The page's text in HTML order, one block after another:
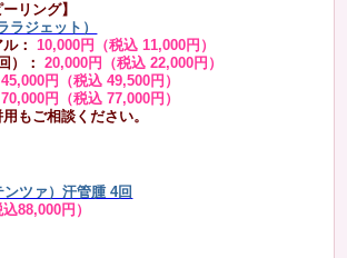
リング】
ラジェット）
ル：10,000円（税込 11,000円）
）：
20,000円（税込 22,000円）
45,000円（税込 49,500円）
70,000円（税込 77,000円）
もご相談ください。
ツァ）汗管腫 4回
88,000円）